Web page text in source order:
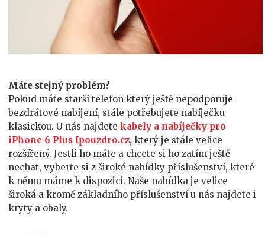
Máte stejný problém?
Pokud máte starší telefon který ještě nepodporuje
bezdrátové nabíjení, stále potřebujete nabíječku
klasickou. U nás najdetekabely a nabíječky pro
iPhone 6 Plus Ipouzdro.cz, který je stále velice
rozšířený. Jestli ho máte a chcete si ho zatím ještě
nechat, vyberte si z široké nabídky příslušenství, které
k němu máme k dispozici. Naše nabídka je velice
široká a kromě základního příslušenství u nás najdete i
kryty a obaly.